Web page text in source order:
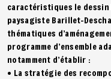
caractéristiques le
paysagiste Barillet-
thématiques
programme d’ensemble
notamment d’établir :
• La stratégie des